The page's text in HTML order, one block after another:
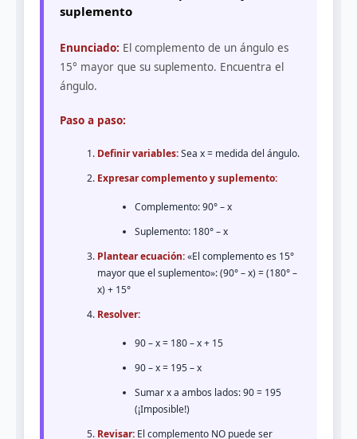
suplemento
Enunciado: El complemento de un ángulo es
15° mayor que su suplemento. Encuentra el
ángulo.
Paso a paso:
Definir variables:Sea x = medida del ángulo.
Expresar complemento y suplemento:
Complemento: 90° – x
Suplemento: 180° – x
Plantear ecuación:«El complemento es 15°
mayor que el suplemento»: (90° – x) = (180° –
x) + 15°
Resolver:
90 – x = 180 – x + 15
90 – x = 195 – x
Sumar x a ambos lados: 90 = 195
(¡Imposible!)
Revisar: El complemento NO puede ser